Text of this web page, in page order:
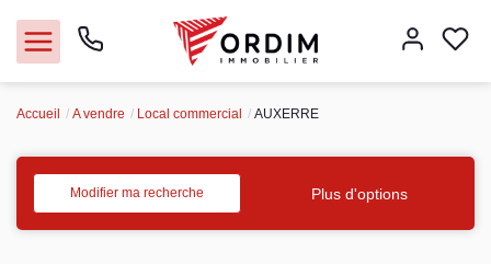
Acheter
Accueil A vendre Local commercial AUXERRE
Modifier ma recherche Plus d'options